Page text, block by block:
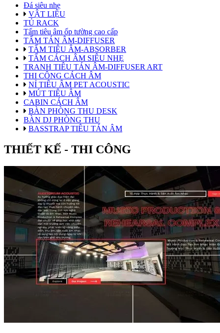
Đá siêu nhẹ
VẬT LIỆU
TỦ RACK
Tấm tiêu âm ốp tường cao cấp
TẤM TÁN ÂM-DIFFUSER
TẤM TIÊU ÂM-ABSORBER
TẤM CÁCH ÂM SIÊU NHẸ
TRANH TIÊU TÁN ÂM-DIFFUSER ART
THI CÔNG CÁCH ÂM
NỈ TIÊU ÂM PET ACOUSTIC
MÚT TIÊU ÂM
CABIN CÁCH ÂM
BÀN PHÒNG THU DESK
BÀN DJ PHÒNG THU
BASSTRAP TIÊU TÁN ÂM
THIẾT KẾ - THI CÔNG